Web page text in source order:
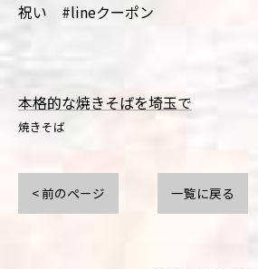
祝い #lineクーポン
本格的な焼きそばを埼玉で
焼きそば
< 前のページ 一覧に戻る